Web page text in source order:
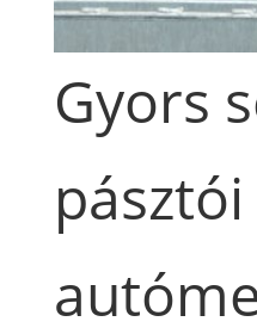
Gyors
pásztói